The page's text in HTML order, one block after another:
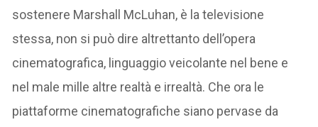
sostenere Marshall McLuhan, è la televisione
stessa, non si può dire altrettanto dell’opera
cinematografica, linguaggio veicolante nel bene e
nel male mille altre realtà e irrealtà. Che ora le
piattaforme cinematografiche siano pervase da